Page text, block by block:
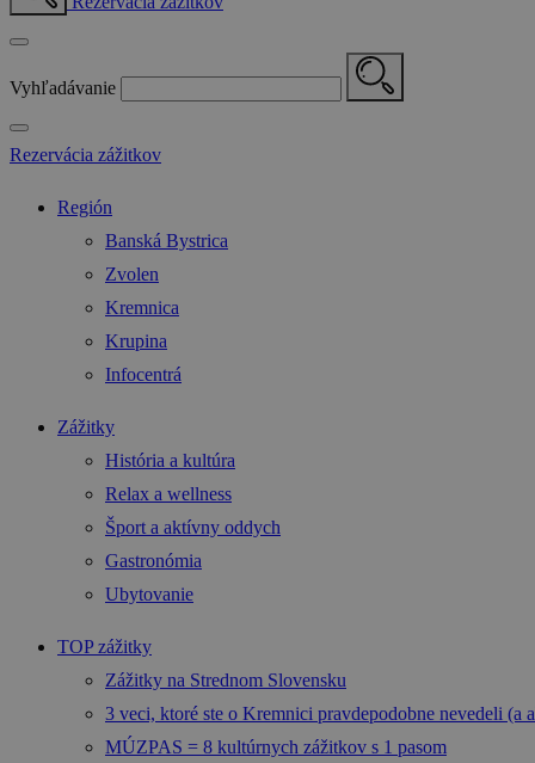
Vyhľadávanie
Rezervácia zážitkov
Región
Banská Bystrica
Zvolen
Kremnica
Krupina
Infocentrá
Zážitky
História a kultúra
Relax a wellness
Šport a aktívny oddych
Gastronómia
Ubytovanie
TOP zážitky
Zážitky na Strednom Slovensku
3 veci, ktoré ste o Kremnici pravdepodobne nevedeli (a
MÚZPAS = 8 kultúrnych zážitkov s 1 pasom